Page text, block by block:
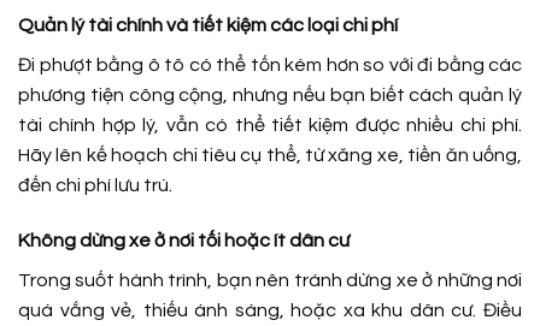
Quản lý tài chính và tiết kiệm các loại chi phí
Đi phượt bằng ô tô có thể tốn kém hơn so với đi bằng các
phương tiện công cộng, nhưng nếu bạn biết cách quản lý
tài chính hợp lý, vẫn có thể tiết kiệm được nhiều chi phí.
Hãy lên kế hoạch chi tiêu cụ thể, từ xăng xe, tiền ăn uống,
đến chi phí lưu trú.
Không dừng xe ở nơi tối hoặc ít dân cư
Trong suốt hành trình, bạn nên tránh dừng xe ở những nơi
quá vắng vẻ, thiếu ánh sáng, hoặc xa khu dân cư. Điều